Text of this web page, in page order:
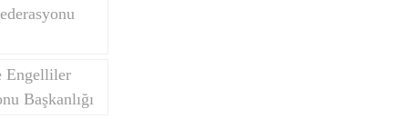
Engelliler
Başkanlığı